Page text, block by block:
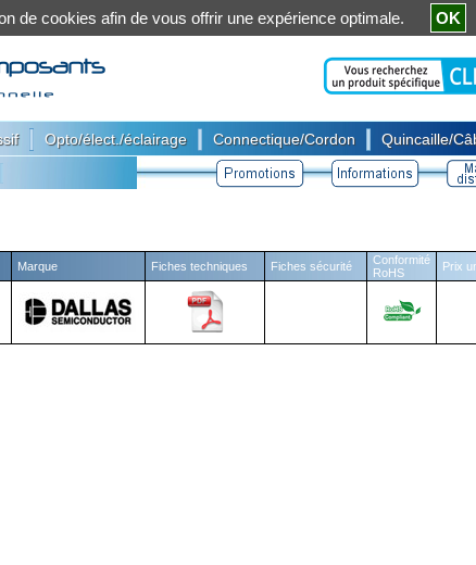
Opto/élect./éclairage Connectique/Cordon Quincaille/
Marque Fiches techniques Fiches sécurité
Conformité
RoHS
Prix
de cookies afin de vous offrir une expérience optimale. OK